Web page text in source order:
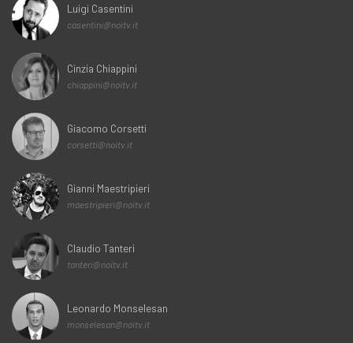
Luigi Casentini
casentini@noitv.it
Cinzia Chiappini
chiappini@noitv.it
Giacomo Corsetti
corsetti@noitv.it
Gianni Maestripieri
maestripieri@noitv.it
Claudio Tanteri
tanteri@noitv.it
Leonardo Monselesan
monselesan@noitv.it